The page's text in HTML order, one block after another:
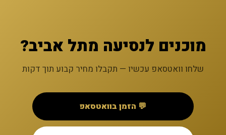
מוכנים לנסיעה מתל אביב?
שלחו וואטסאפ עכשיו — תקבלו מחיר קבוע תוך דקות
💬 הזמן בוואטסאפ